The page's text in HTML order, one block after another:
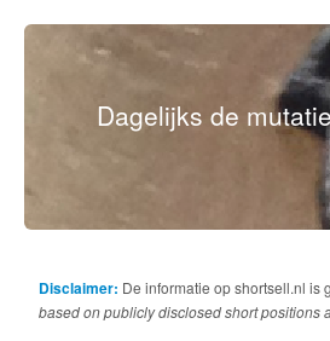
Dagelijks de
Disclaimer: De informatie op shortsell.nl
based on publicly disclosed short positions